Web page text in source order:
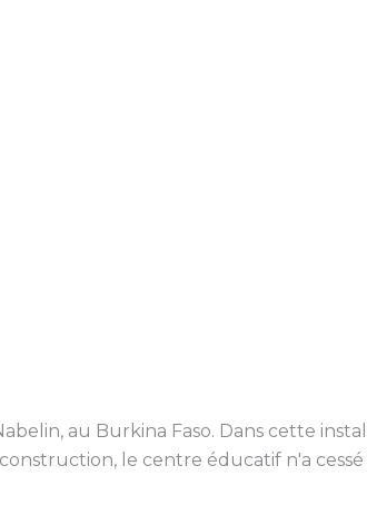
au Burkina Faso. Dans cette
le centre éducatif n'a cessé